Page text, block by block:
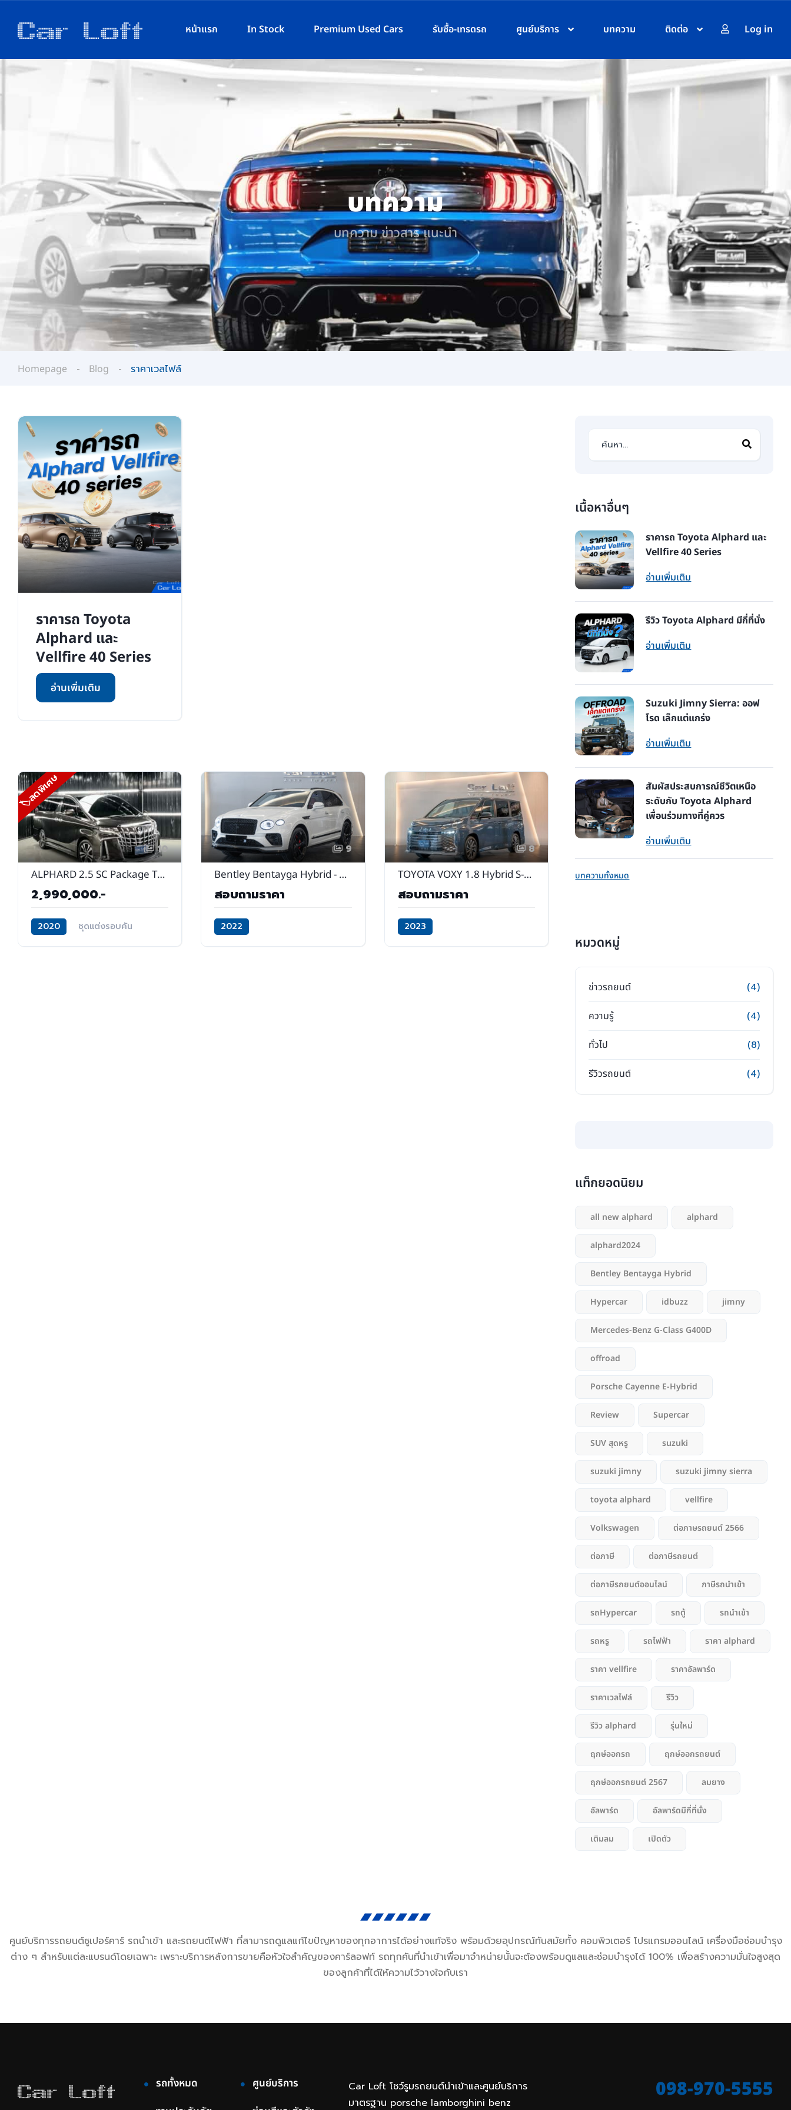
หน้าแรก In Stock Premium Used Cars รับซื้อ-เทรดรถ ศูนย์บริการ บทความ ติดต่อ Log in
บทความ
บทความ ข่าวสาร แนะนำ
Homepage Blog ราคาเวลไฟล์
ราคารถ Toyota
Alphard และ
Vellfire 40 Series
อ่านเพิ่มเติม
🏷ลดพิเศษ
10
ALPHARD 2.5 SC Package TOP 2020
2,990,000.-
2020
ชุดแต่งรอบคัน
9
Bentley Bentayga Hybrid - Ghost White
สอบถามราคา
2022
8
TOYOTA VOXY 1.8 Hybrid S-Z Massive Grey
สอบถามราคา
2023
เนื้อหาอื่นๆ
ราคารถ Toyota Alphard และ
Vellfire 40 Series
อ่านเพิ่มเติม
รีวิว Toyota Alphard มีกี่ที่นั่ง
อ่านเพิ่มเติม
Suzuki Jimny Sierra: ออฟ
โรด เล็กแต่แกร่ง
อ่านเพิ่มเติม
สัมผัสประสบการณ์ชีวิตเหนือ
ระดับกับ Toyota Alphard
เพื่อนร่วมทางที่คู่ควร
อ่านเพิ่มเติม
บทความทั้งหมด
หมวดหมู่
ข่าวรถยนต์ (4)
ความรู้ (4)
ทั่วไป (8)
รีวิวรถยนต์ (4)
แท็กยอดนิยม
all new alphard alphard
alphard2024
Bentley Bentayga Hybrid
Hypercar idbuzz jimny
Mercedes-Benz G-Class G400D
offroad
Porsche Cayenne E-Hybrid
Review Supercar
SUV สุดหรู suzuki
suzuki jimny suzuki jimny sierra
toyota alphard vellfire
Volkswagen ต่อภาษรถยนต์ 2566
ต่อภาษี ต่อภาษีรถยนต์
ต่อภาษีรถยนต์ออนไลน์ ภาษีรถนำเข้า
รถHypercar รถตู้ รถนำเข้า
รถหรู รถไฟฟ้า ราคา alphard
ราคา vellfire ราคาอัลพาร์ด
ราคาเวลไฟล์ รีวิว
รีวิว alphard รุ่นใหม่
ฤกษ์ออกรถ ฤกษ์ออกรถยนต์
ฤกษ์ออกรถยนต์ 2567 ลมยาง
อัลพาร์ด อัลพาร์ดมีกี่ที่นั่ง
เติมลม เปิดตัว
ศูนย์บริการรถยนต์ซูเปอร์คาร์ รถนำเข้า และรถยนต์ไฟฟ้า ที่สามารถดูแลแก้ไขปัญหาของทุกอาการได้อย่างแท้จริง พร้อมด้วยอุปกรณ์ทันสมัยทั้ง คอมพิวเตอร์ โปรแกรมออนไลน์ เครื่องมือซ่อมบำรุง
ต่าง ๆ สำหรับแต่ละแบรนด์โดยเฉพาะ เพราะบริการหลังการขายคือหัวใจสำคัญของคาร์ลอฟท์ รถทุกคันที่นำเข้าเพื่อมาจำหน่ายนั้นจะต้องพร้อมดูแลและซ่อมบำรุงได้ 100% เพื่อสร้างความมั่นใจสูงสุด
ของลูกค้าที่ได้ให้ความไว้วางใจกับเรา
รถทั้งหมด
ศูนย์บริการ
Car Loft โชว์รูมรถยนต์นำเข้าและศูนย์บริการ
มาตรฐาน porsche lamborghini benz
098-970-5555